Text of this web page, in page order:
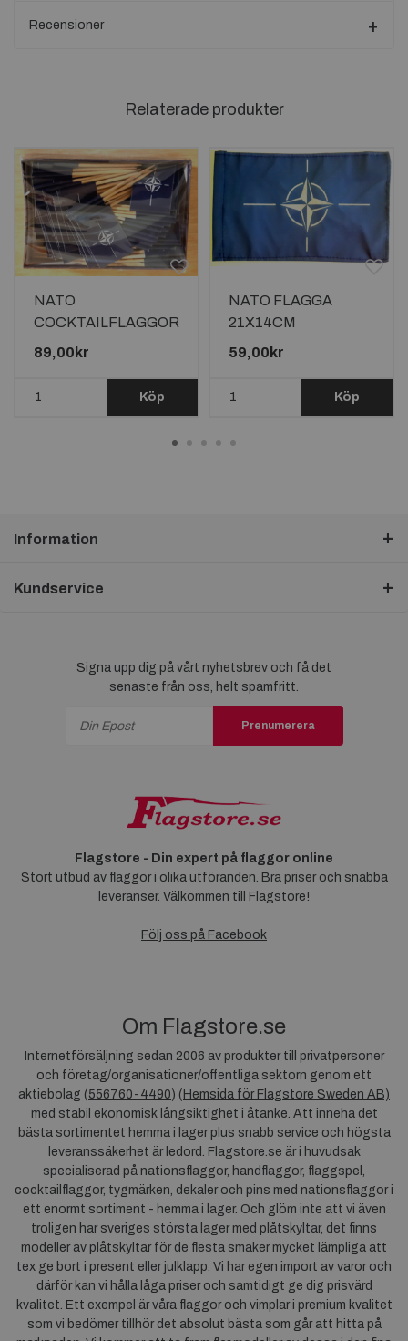
Recensioner
Relaterade produkter
NATO
COCKTAILFLAGGOR
100st
89,00kr
Köp
NATO FLAGGA
21X14CM
59,00kr
Köp
Information
Kundservice
Signa upp dig på vårt nyhetsbrev och få det
senaste från oss, helt spamfritt.
Prenumerera
Flagstore - Din expert på flaggor online
Stort utbud av flaggor i olika utföranden. Bra priser och snabba
leveranser. Välkommen till Flagstore!
Följ oss på Facebook
Om Flagstore.se
Internetförsäljning sedan 2006 av produkter till privatpersoner
och företag/organisationer/offentliga sektorn genom ett
aktiebolag (556760-4490) ( Hemsida för Flagstore Sweden AB)
med stabil ekonomisk långsiktighet i åtanke. Att inneha det
bästa sortimentet hemma i lager plus snabb service och högsta
leveranssäkerhet är ledord. Flagstore.se är i huvudsak
specialiserad på nationsflaggor, handflaggor, flaggspel,
cocktailflaggor, tygmärken, dekaler och pins med nationsflaggor i
ett enormt sortiment - hemma i lager. Och glöm inte att vi även
troligen har sveriges största lager med plåtskyltar, det finns
modeller av plåtskyltar för de flesta smaker mycket lämpliga att
tex ge bort i present eller julklapp. Vi har egen import av varor och
därför kan vi hålla låga priser och samtidigt ge dig prisvärd
kvalitet. Ett exempel är våra flaggor och vimplar i premium kvalitet
som vi bedömer tillhör det absolut bästa som går att hitta på